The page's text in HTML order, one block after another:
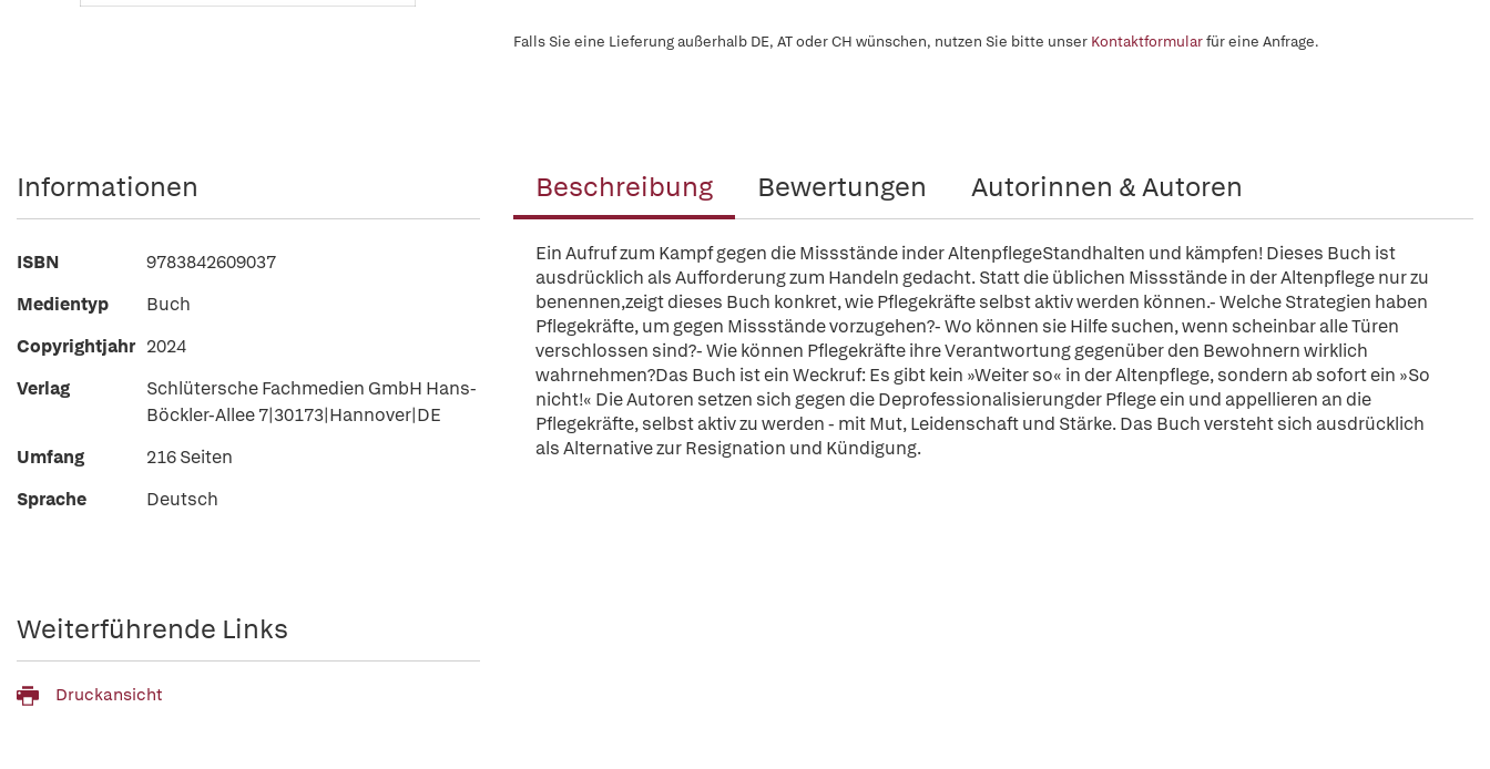
Falls Sie eine Lieferung außerhalb DE, AT oder CH wünschen, nutzen Sie bitte unser Kontaktformularfür eine Anfrage.
Beschreibung Bewertungen Autorinnen & Autoren
Ein Aufruf zum Kampf gegen die Missstände inder AltenpflegeStandhalten und kämpfen! Dieses Buch ist
ausdrücklich als Aufforderung zum Handeln gedacht. Statt die üblichen Missstände in der Altenpflege nur zu
benennen,zeigt dieses Buch konkret, wie Pflegekräfte selbst aktiv werden können.- Welche Strategien haben
Pflegekräfte, um gegen Missstände vorzugehen?- Wo können sie Hilfe suchen, wenn scheinbar alle Türen
verschlossen sind?- Wie können Pflegekräfte ihre Verantwortung gegenüber den Bewohnern wirklich
wahrnehmen?Das Buch ist ein Weckruf: Es gibt kein »Weiter so« in der Altenpflege, sondern ab sofort ein »So
nicht!« Die Autoren setzen sich gegen die Deprofessionalisierungder Pflege ein und appellieren an die
Pflegekräfte, selbst aktiv zu werden - mit Mut, Leidenschaft und Stärke. Das Buch versteht sich ausdrücklich
als Alternative zur Resignation und Kündigung.
Informationen
ISBN
9783842609037
Medientyp
Buch
Copyrightjahr 2024
Verlag
Schlütersche Fachmedien GmbH Hans-
Böckler-Allee 7|30173|Hannover|DE
Umfang
216 Seiten
Sprache
Deutsch
Weiterführende Links
Druckansicht